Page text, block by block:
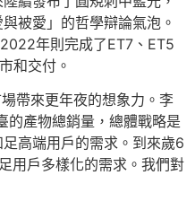
被愛」的哲學辯論氣泡。
年則完成了ET7、ET5
和交付。
帶來更年夜的想象力。李
的產物總銷量，總體戰略是
高端用戶的需求。到來歲6
用戶多樣化的需求。我們對